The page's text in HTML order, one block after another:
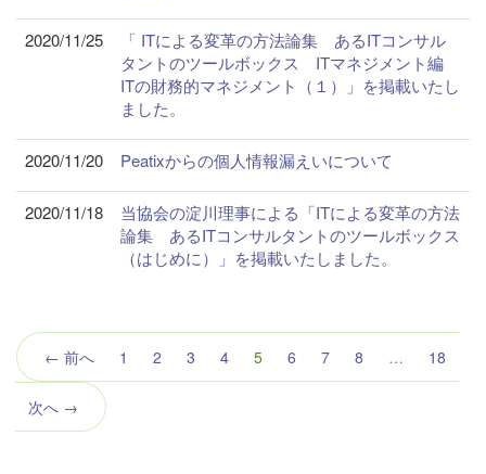
2020/11/25
「 ITによる変革の方法論集 あるITコンサル
タントのツールボックス ITマネジメント編
ITの財務的マネジメント（１）」を掲載いたし
ました。
2020/11/20 Peatixからの個人情報漏えいについて
2020/11/18
当協会の淀川理事による「ITによる変革の方法
論集 あるITコンサルタントのツールボックス
（はじめに）」を掲載いたしました。
← 前へ 1 2 3 4 5（こ
の
6 7 8 … 18
次へ →